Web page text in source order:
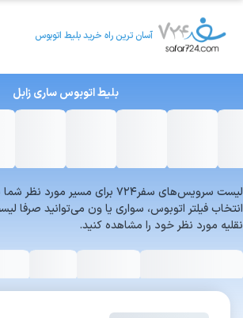
آسان ترین راه خرید بلیط اتوبوس
بلیط اتوبوسساریزابل
لیست سرویس‌های سفر۷۲۴ برای مسیر
انتخاب فیلتر اتوبوس، سواری یا ون می‌توانید صرفا
نقلیه مورد نظر خود را مشاهده کنید.